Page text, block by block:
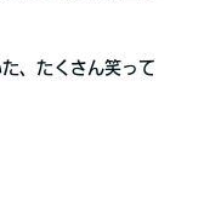
、たくさん笑って